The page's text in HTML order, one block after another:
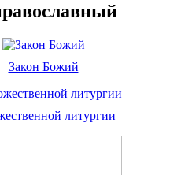
Закон Божий
литургии